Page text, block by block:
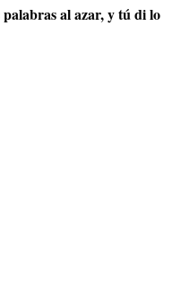
al azar, y tú di lo